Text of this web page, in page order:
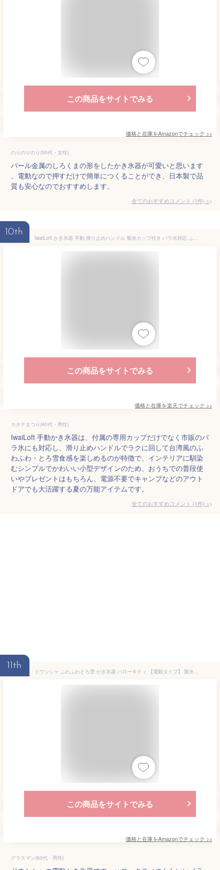
この商品をサイトでみる
価格と在庫をAmazonでチェック >>
のりのりのり(50代・女性)
パール金属のしろくまの形をしたかき氷器が可愛いと思います
。電動なので押すだけで簡単につくることができ、日本製で品
質も安心なのでおすすめします。
全てのおすすめコメント (1件) >
10th
IwaiLoft かき氷器 手動 滑り止めハンドル 製氷カップ付き バラ氷対応 ふわふわ とろ雪 かき氷機 かわいい 小型 台湾風 おしゃれ シンプル 業務用 家庭用 アウトドア キャンプ 夏物 プレゼント【送料無料】
この商品をサイトでみる
価格と在庫を楽天でチェック >>
カタナまつり(40代・男性)
IwaiLoft 手動かき氷器は、付属の専用カップだけでなく市販のバ
ラ氷にも対応し、滑り止めハンドルでラクに回して台湾風のふ
わふわ・とろ雪食感を楽しめるのが特徴で、インテリアに馴染
むシンプルでかわいい小型デザインのため、おうちでの普段使
いやプレゼントはもちろん、電源不要でキャンプなどのアウト
ドアでも大活躍する夏の万能アイテムです。
全てのおすすめコメント (1件) >
11th
ドウシシャ ふわふわとろ雪 かき氷器 ハローキティ 【電動タイプ】 製氷カップ2個付き（Mサイズ） DTY-B5KT
この商品をサイトでみる
価格と在庫をAmazonでチェック >>
グラスマン(60代・男性)